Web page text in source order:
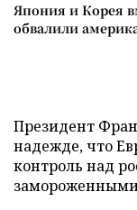
Япония и Корея
обвалили
Президент
надежде, что
контроль над